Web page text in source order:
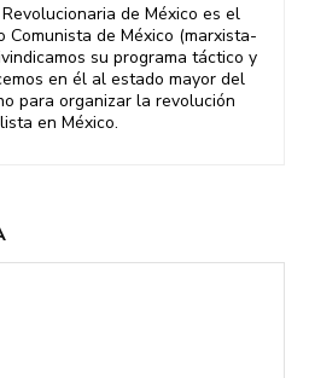
de México es el
Comunista de México (marxista-
su programa táctico y
en él al estado mayor del
para organizar la revolución
en México.